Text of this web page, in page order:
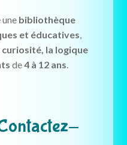
bibliothèque
et éducatives,
la logique
de4 à 12 ans.